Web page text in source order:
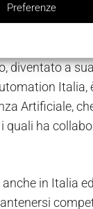
Preferenze
diventato a
Artificiale,
ha
in Italia